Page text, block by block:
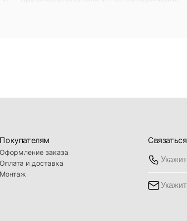
Покупателям
Оформление заказа
Оплата и доставка
Монтаж